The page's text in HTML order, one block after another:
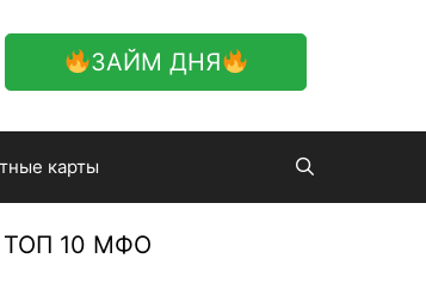
ЗАЙМ ДНЯ
карты
ТОП 10 МФО